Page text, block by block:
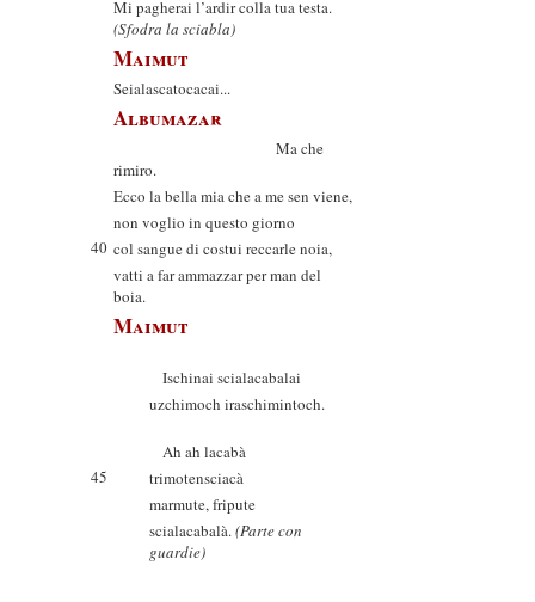
Mi pagherai l’ardir colla tua testa.
(Sfodra la sciabla)
Maimut
Seialascatocacai...
Albumazar
Ma che
rimiro.
Ecco la bella mia che a me sen viene,
non voglio in questo giorno
40 col sangue di costui reccarle noia,
vatti a far ammazzar per man del
boia.
Maimut
Ischinai scialacabalai
uzchimoch iraschimintoch.
Ah ah lacabà
45
trimotensciacà
marmute, fripute
scialacabalà.(Parte con
guardie)